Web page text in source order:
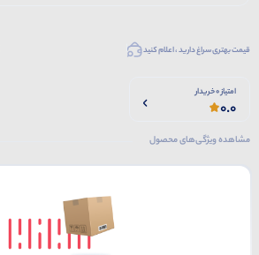
قیمت بهتری سراغ دارید ، اعلام کنید
امتیاز 0 خریدار
0.0
مشاهده ویژگی‌های محصول